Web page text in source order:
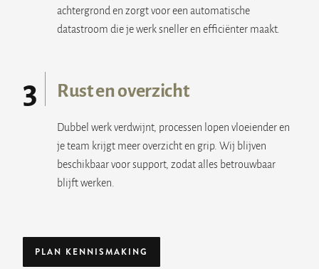
achtergrond en zorgt voor een automatische
datastroom die je werk sneller en efficiënter maakt.
3 Rust en overzicht
Dubbel werk verdwijnt, processen lopen vloeiender en
je team krijgt meer overzicht en grip. Wij blijven
beschikbaar voor support, zodat alles betrouwbaar
blijft werken.
PLAN KENNISMAKING